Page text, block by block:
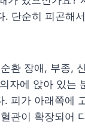
. 단순히 피곤해
환 장애, 부종,
자에 앉아 있는
피가 아래쪽에
관이 확장되어